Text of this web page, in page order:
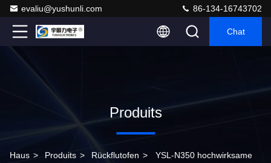
evaliu@yushunli.com 86-134-16743702
Chat
Produits
Haus > Produits > Rückflutofen > YSL-N350 hochwirksame